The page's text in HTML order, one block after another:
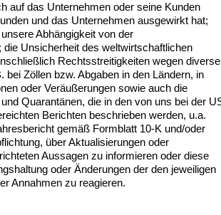
auf das Unternehmen oder seine Kunden
und das Unternehmen ausgewirkt hat;
Abhängigkeit von der
Unsicherheit des weltwirtschaftlichen
Rechtsstreitigkeiten wegen
Zöllen bzw. Abgaben in den Ländern, in
oder Veräußerungen sowie auch die
Quarantänen, die in den von uns bei der
Berichten beschrieben werden, u.a.
gemäß Formblatt 10-K und/oder
über Aktualisierungen oder
Aussagen zu informieren oder diese
oder Änderungen der den jeweiligen
Annahmen zu reagieren.